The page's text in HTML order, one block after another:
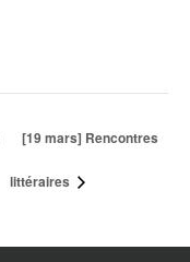
[19 mars] Rencontres
littéraires